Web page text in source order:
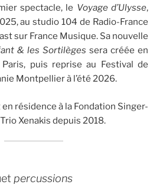
spectacle, le Voyage d’Ulysse,
au studio 104 de Radio-France
sur France Musique. Sa nouvelle
& les Sortilèges sera créée en
puis reprise au Festival de
Montpellier à l’été 2026.
résidence à la Fondation Singer-
Xenakis depuis 2018.
percussions